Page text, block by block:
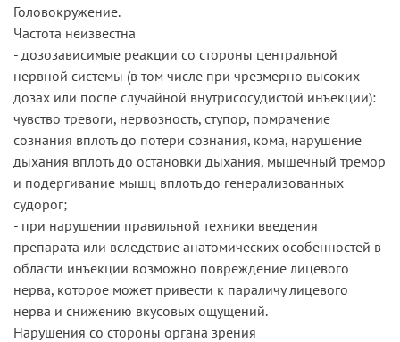
Головокружение.
Частота неизвестна
- дозозависимые реакции со стороны центральной
нервной системы (в том числе при чрезмерно высоких
дозах или после случайной внутрисосудистой инъекции):
чувство тревоги, нервозность, ступор, помрачение
сознания вплоть до потери сознания, кома, нарушение
дыхания вплоть до остановки дыхания, мышечный тремор
и подергивание мышц вплоть до генерализованных
судорог;
- при нарушении правильной техники введения
препарата или вследствие анатомических особенностей в
области инъекции возможно повреждение лицевого
нерва, которое может привести к параличу лицевого
нерва и снижению вкусовых ощущений.
Нарушения со стороны органа зрения